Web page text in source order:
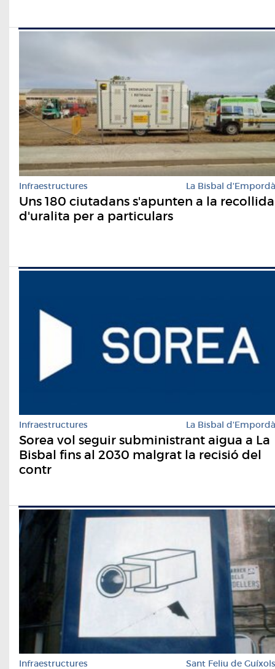
Infraestructures La Bisbal d'Empordà
Uns 180 ciutadans s'apunten a la recollida
d'uralita per a particulars
Infraestructures La Bisbal d'Empordà
Sorea vol seguir subministrant aigua a La
Bisbal fins al 2030 malgrat la recisió del
contr
Infraestructures Sant Feliu de Guíxols